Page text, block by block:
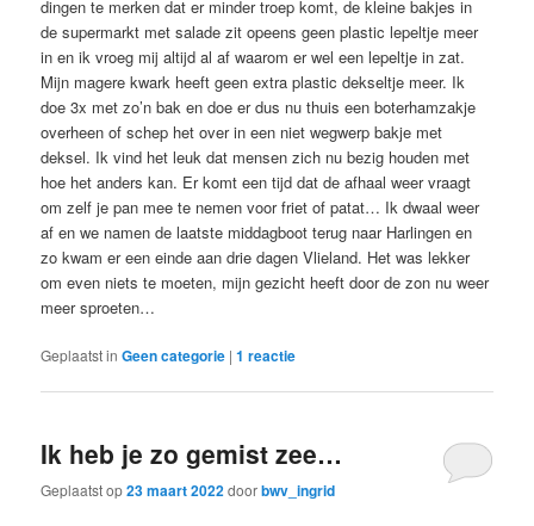
dingen te merken dat er minder troep komt, de kleine bakjes in
de supermarkt met salade zit opeens geen plastic lepeltje meer
in en ik vroeg mij altijd al af waarom er wel een lepeltje in zat.
Mijn magere kwark heeft geen extra plastic dekseltje meer. Ik
doe 3x met zo’n bak en doe er dus nu thuis een boterhamzakje
overheen of schep het over in een niet wegwerp bakje met
deksel. Ik vind het leuk dat mensen zich nu bezig houden met
hoe het anders kan. Er komt een tijd dat de afhaal weer vraagt
om zelf je pan mee te nemen voor friet of patat… Ik dwaal weer
af en we namen de laatste middagboot terug naar Harlingen en
zo kwam er een einde aan drie dagen Vlieland. Het was lekker
om even niets te moeten, mijn gezicht heeft door de zon nu weer
meer sproeten…
Geplaatst in Geen categorie |1 reactie
Ik heb je zo gemist zee…
Geplaatst op23 maart 2022doorbwv_ingrid